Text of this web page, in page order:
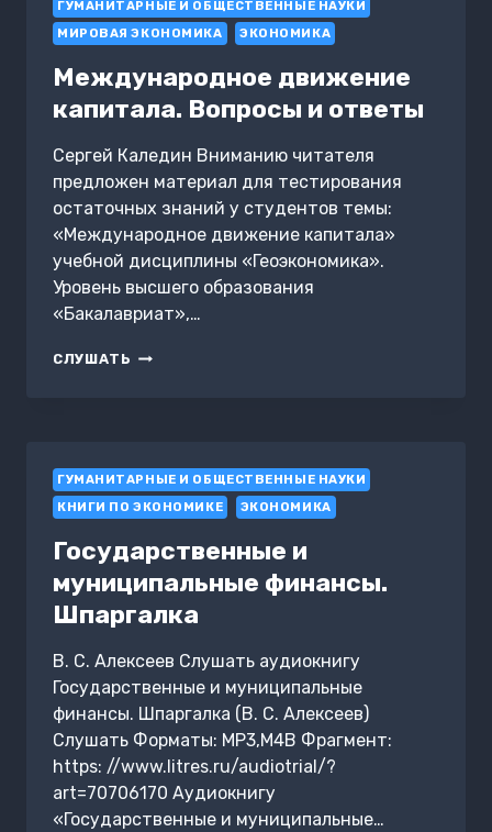
ГУМАНИТАРНЫЕ И ОБЩЕСТВЕННЫЕ НАУКИ
МИРОВАЯ ЭКОНОМИКА
ЭКОНОМИКА
Международное движение
капитала. Вопросы и ответы
Сергей Каледин Вниманию читателя
предложен материал для тестирования
остаточных знаний у студентов темы:
«Международное движение капитала»
учебной дисциплины «Геоэкономика».
Уровень высшего образования
«Бакалавриат»,…
СЛУШАТЬ МЕЖДУНАРОДНОЕ
ГУМАНИТАРНЫЕ И ОБЩЕСТВЕННЫЕ НАУКИ
КНИГИ ПО ЭКОНОМИКЕ
ЭКОНОМИКА
Государственные и
муниципальные финансы.
Шпаргалка
В. С. Алексеев Слушать аудиокнигу
Государственные и муниципальные
финансы. Шпаргалка (В. С. Алексеев)
Слушать Форматы: MP3,M4B Фрагмент:
https: //www.litres.ru/audiotrial/?
art=70706170 Аудиокнигу
«Государственные и муниципальные…